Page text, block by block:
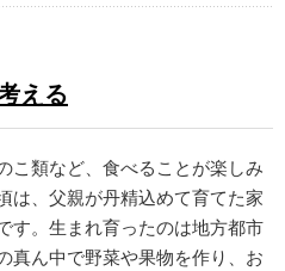
える
こ類など、食べることが楽しみ
は、父親が丹精込めて育てた家
す。生まれ育ったのは地方都市
真ん中で野菜や果物を作り、お